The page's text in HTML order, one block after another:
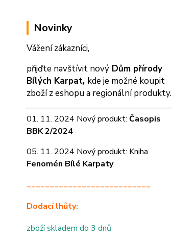
Novinky
Vážení zákazníci,
přijďte navštívit nový Dům přírody
Bílých Karpat, kde je možné koupit
zboží z eshopu a regionální produkty.
01. 11. 2024 Nový produkt: Časopis
BBK 2/2024
05. 11. 2024 Nový produkt: Kniha
Fenomén Bílé Karpaty
___________________________
Dodací lhůty:
zboží skladem do 3 dnů